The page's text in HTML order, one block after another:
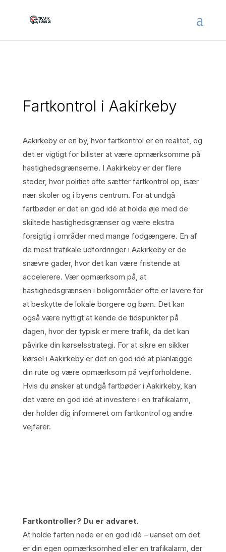
Fartkontrol i Aakirkeby
Aakirkeby er en by, hvor fartkontrol er en realitet, og
det er vigtigt for bilister at være opmærksomme på
hastighedsgrænserne. I Aakirkeby er der flere
steder, hvor politiet ofte sætter fartkontrol op, især
nær skoler og i byens centrum. For at undgå
fartbøder er det en god idé at holde øje med de
skiltede hastighedsgrænser og være ekstra
forsigtig i områder med mange fodgængere. En af
de mest trafikale udfordringer i Aakirkeby er de
snævre gader, hvor det kan være fristende at
accelerere. Vær opmærksom på, at
hastighedsgrænsen i boligområder ofte er lavere for
at beskytte de lokale borgere og børn. Det kan
også være nyttigt at kende de tidspunkter på
dagen, hvor der typisk er mere trafik, da det kan
påvirke din kørselsstrategi. For at sikre en sikker
kørsel i Aakirkeby er det en god idé at planlægge
din rute og være opmærksom på vejrforholdene.
Hvis du ønsker at undgå fartbøder i Aakirkeby, kan
det være en god idé at investere i en trafikalarm,
der holder dig informeret om fartkontrol og andre
vejfarer.
Fartkontroller? Du er advaret.
At holde farten nede er en god idé – uanset om det
er din egen opmærksomhed eller en trafikalarm, der